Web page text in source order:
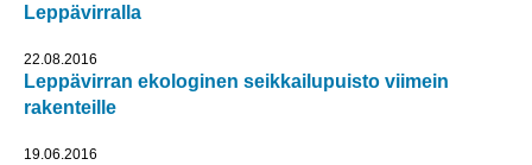
Leppävirralla
22.08.2016
Leppävirran ekologinen seikkailupuisto viimein
rakenteille
19.06.2016